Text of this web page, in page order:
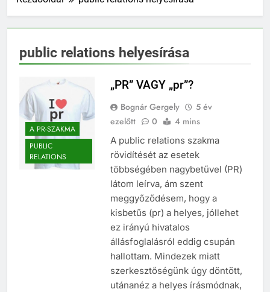
public relations helyesírása
A PR-SZAKMA
PUBLIC
RELATIONS
„PR” VAGY „pr”?
Bognár Gergely
5 év
ezelőtt
0 4 mins
A public relations szakma
rövidítését az esetek
többségében nagybetűvel (PR)
látom leírva, ám szent
meggyőződésem, hogy a
kisbetűs (pr) a helyes, jóllehet
ez irányú hivatalos
állásfoglalásról eddig csupán
hallottam. Mindezek miatt
szerkesztőségünk úgy döntött,
utánanéz a helyes írásmódnak,